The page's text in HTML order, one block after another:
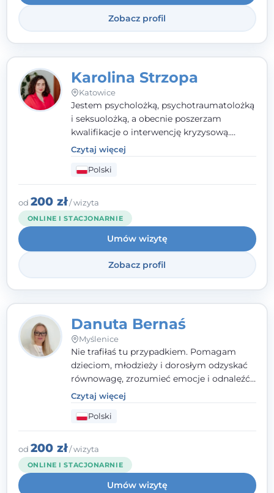
Systemowej.
Zobacz profil
Karolina Strzopa
Katowice
Jestem psycholożką, psychotraumatolożką
i seksuolożką, a obecnie poszerzam
kwalifikacje o interwencję kryzysową.
Pracuję w nurcie terapii trzeciej fali, łącząc
metody o potwierdzonej skuteczności.
Towarzyszę młodzieży, dorosłym i parom w
radzeniu sobie z bolesnymi
doświadczeniami tak, by mogli żyć pełniej.
Czytaj więcej
Polski
od 200 zł/ wizyta
ONLINE I STACJONARNIE
Umów wizytę
Zobacz profil
Danuta Bernaś
Myślenice
Nie trafiłaś tu przypadkiem. Pomagam
dzieciom, młodzieży i dorosłym odzyskać
równowagę, zrozumieć emocje i odnaleźć
wewnętrzną siłę. Moja droga do
psychologii zaczęła się od życia - pełnego
wyzwań, które nauczyły mnie uważności,
empatii i pokory. Dziś łączę doświadczenie
nauczycielki, psychologa, psychoterapeuty
i seksuologa tworząc bezpieczną
przestrzeń, w której można poczuć spokój i
wsparcie. Nie obiecuję łatwych rozwiązań -
Czytaj więcej
Polski
od 200 zł/ wizyta
ONLINE I STACJONARNIE
Umów wizytę